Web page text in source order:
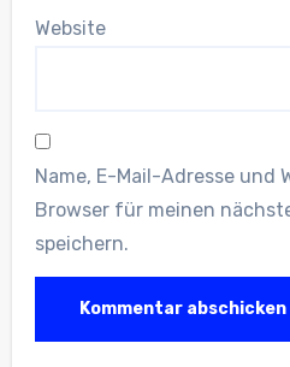
Website
Name, E-Mail-Adresse und
Browser für meinen
speichern.